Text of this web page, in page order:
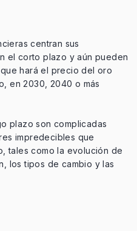
centran sus
el corto plazo y aún pueden
hará el precio del oro
en 2030, 2040 o más
plazo son complicadas
impredecibles que
tales como la evolución de
los tipos de cambio y las